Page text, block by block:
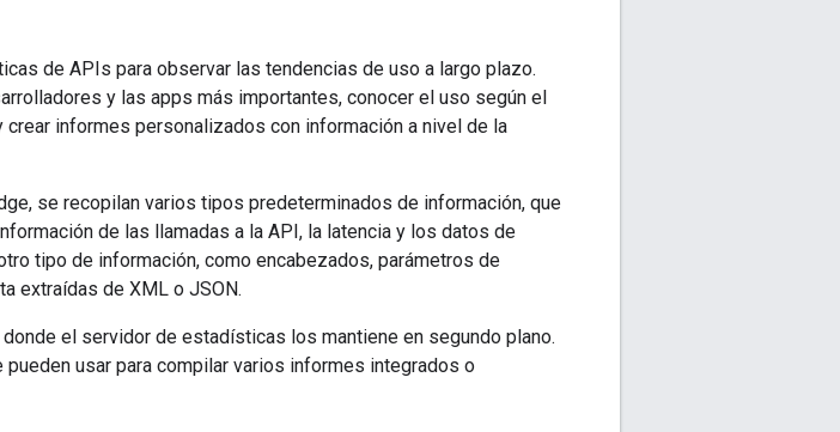
de APIs para observar las tendencias de uso a largo plazo.
y las apps más importantes, conocer el uso según el
informes personalizados con información a nivel de la
se recopilan varios tipos predeterminados de información, que
de las llamadas a la API, la latencia y los datos de
tipo de información, como encabezados, parámetros de
extraídas de XML o JSON.
el servidor de estadísticas los mantiene en segundo plano.
usar para compilar varios informes integrados o